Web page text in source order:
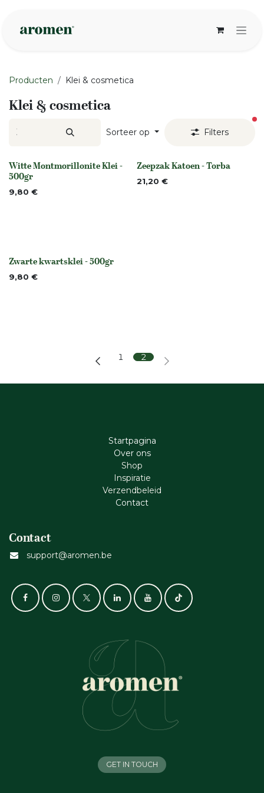
Producten Klei & cosmetica
Klei & cosmetica
Sorteer op Filters
None
Witte Montmorillonite Klei -
500gr
9,80 € Niet op voorraad
Zeepzak Katoen - Torba
21,20 €
None
Zwarte kwartsklei - 500gr
9,80 €
1 2
Startpagina
Ove​r​ ons
Shop
Inspiratie
Verzendbeleid
Cont​act
Contact
support@aromen.be
GET IN TOUCH